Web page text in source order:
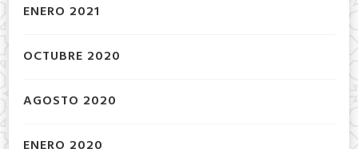
ENERO 2021
OCTUBRE 2020
AGOSTO 2020